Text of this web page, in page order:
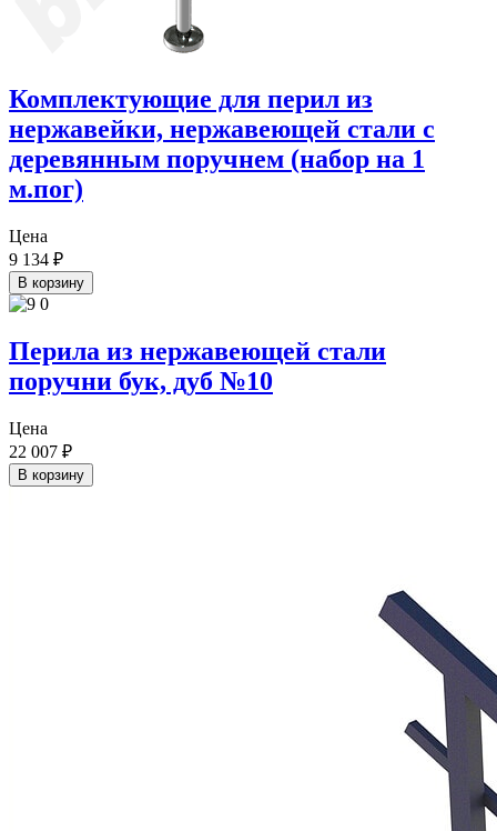
Комплектующие для перил из
нержавейки, нержавеющей стали с
деревянным поручнем (набор на 1
м.пог)
Цена
9 134 ₽
В корзину
Перила из нержавеющей стали
поручни бук, дуб №10
Цена
22 007 ₽
В корзину